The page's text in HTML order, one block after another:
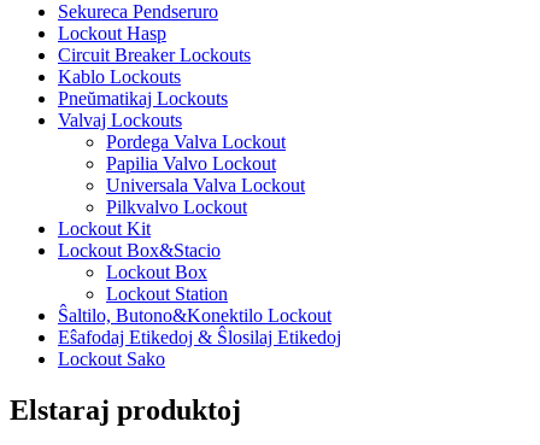
Sekureca Pendseruro
Lockout Hasp
Circuit Breaker Lockouts
Kablo Lockouts
Pneŭmatikaj Lockouts
Valvaj Lockouts
Pordega Valva Lockout
Papilia Valvo Lockout
Universala Valva Lockout
Pilkvalvo Lockout
Lockout Kit
Lockout Box&Stacio
Lockout Box
Lockout Station
Ŝaltilo, Butono&Konektilo Lockout
Eŝafodaj Etikedoj & Ŝlosilaj Etikedoj
Lockout Sako
Elstaraj produktoj